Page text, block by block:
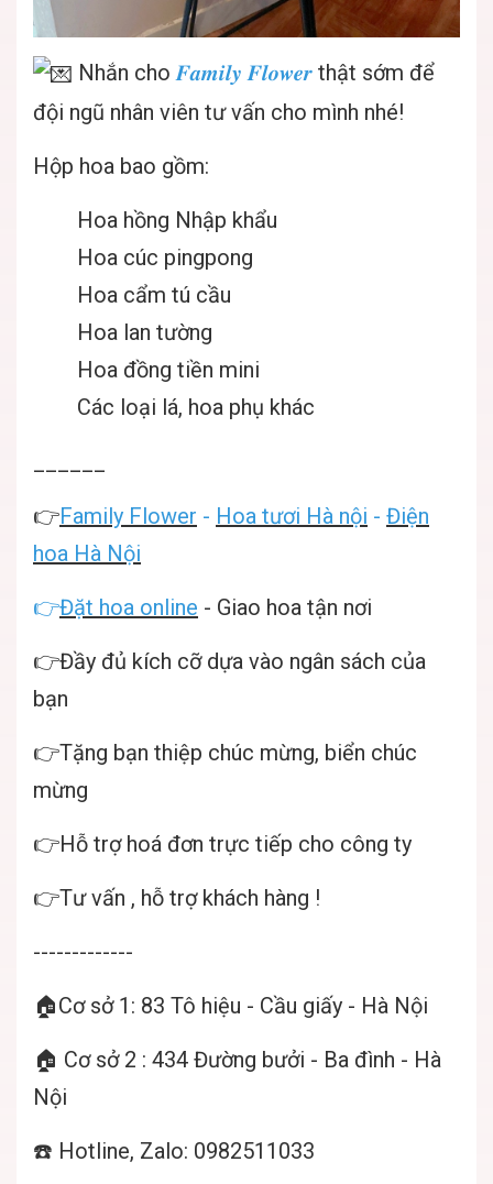
Nhắn cho𝑭𝒂𝒎𝒊𝒍𝒚 𝑭𝒍𝒐𝒘𝒆𝒓 thật sớm để
đội ngũ nhân viên tư vấn cho mình nhé!
Hộp hoa bao gồm:
Hoa hồng Nhập khẩu
Hoa cúc pingpong
Hoa cẩm tú cầu
Hoa lan tường
Hoa đồng tiền mini
Các loại lá, hoa phụ khác
👉Family Flower - Hoa tươi Hà nội - Điện
hoa Hà Nội
👉Đặt hoa online - Giao hoa tận nơi
👉Đầy đủ kích cỡ dựa vào ngân sách của
bạn
👉Tặng bạn thiệp chúc mừng, biển chúc
mừng
👉Hỗ trợ hoá đơn trực tiếp cho công ty
👉Tư vấn , hỗ trợ khách hàng !
-------------
🏠Cơ sở 1: 83 Tô hiệu - Cầu giấy - Hà Nội
🏠 Cơ sở 2 : 434 Đường bưởi - Ba đình - Hà
Nội
☎️ Hotline, Zalo: 0982511033